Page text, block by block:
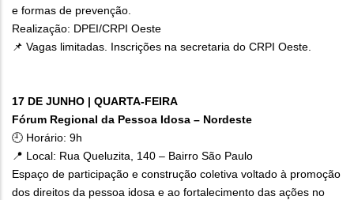
e formas de prevenção.
Realização: DPEI/CRPI Oeste
📌 Vagas limitadas. Inscrições na secretaria do CRPI Oeste.
17 DE JUNHO | QUARTA-FEIRA
Fórum Regional da Pessoa Idosa – Nordeste
🕘 Horário: 9h
📍 Local: Rua Queluzita, 140 – Bairro São Paulo
Espaço de participação e construção coletiva voltado à promoção
dos direitos da pessoa idosa e ao fortalecimento das ações no